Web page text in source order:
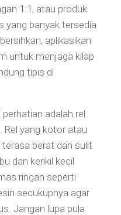
1:1, atau produk
yang banyak tersedia
aplikasikan
untuk menjaga kilap
tipis di
adalah rel
Rel yang kotor atau
berat dan sulit
dan kerikil kecil
ringan seperti
secukupnya agar
Jangan lupa pula